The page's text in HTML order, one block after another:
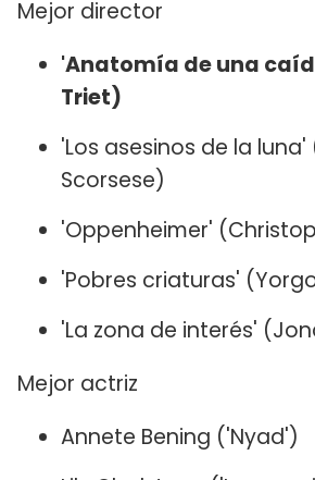
Mejor director
'Anatomía de una
Triet)
'Los asesinos de la
Scorsese)
'Oppenheimer'
'Pobres criaturas'
'La zona de interés'
Mejor actriz
Annete Bening ('Nyad')